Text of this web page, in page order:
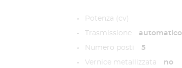
Potenza (cv)
Trasmissione
Numero posti 5
Vernice metallizzata no